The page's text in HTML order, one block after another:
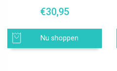
€30,95
Nu shoppen